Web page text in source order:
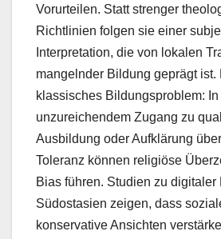
Vorurteilen. Statt strenger
Richtlinien folgen sie einer
Interpretation, die von lokalen
mangelnder Bildung geprägt ist.
klassisches Bildungsproblem:
unzureichendem Zugang zu
Ausbildung oder Aufklärung
Toleranz können religiöse
Bias führen. Studien zu digitaler
Südostasien zeigen, dass
konservative Ansichten